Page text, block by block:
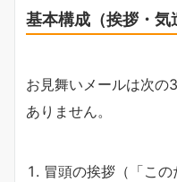
基本構成（挨拶・気
お見舞いメールは次の
ありません。
冒頭の挨拶（「こ